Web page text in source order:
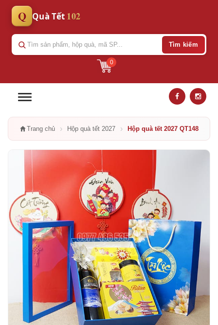
Q Quà Tết 102
0
Tìm kiếm
Trang chủ › Hộp quà tết 2027 › Hộp quà tết 2027 QT148